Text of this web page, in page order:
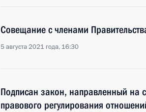
Совещание с членами
5 августа 2021 года, 16:30
Подписан закон, направленный на
правового регулирования